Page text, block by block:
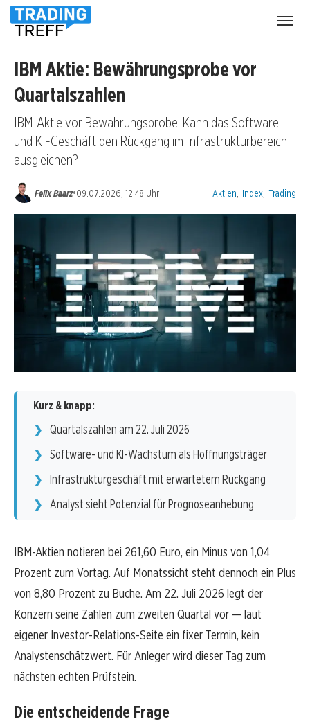
IBM Aktie: Bewährungsprobe vor
Quartalszahlen
IBM-Aktie vor Bewährungsprobe: Kann das Software-
und KI-Geschäft den Rückgang im Infrastrukturbereich
ausgleichen?
Felix Baarz•09.07.2026, 12:48 Uhr Kategorien:
Aktien Index Trading
Kurz & knapp:
Quartalszahlen am 22. Juli 2026
Software- und KI-Wachstum als Hoffnungsträger
Infrastrukturgeschäft mit erwartetem Rückgang
Analyst sieht Potenzial für Prognoseanhebung
IBM-Aktien notieren bei 261,60 Euro, ein Minus von 1,04
Prozent zum Vortag. Auf Monatssicht steht dennoch ein Plus
von 8,80 Prozent zu Buche. Am 22. Juli 2026 legt der
Konzern seine Zahlen zum zweiten Quartal vor — laut
eigener Investor-Relations-Seite ein fixer Termin, kein
Analystenschätzwert. Für Anleger wird dieser Tag zum
nächsten echten Prüfstein.
Die entscheidende Frage